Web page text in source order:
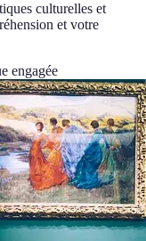
culturelles et
et votre
engagée